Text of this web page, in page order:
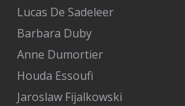
Lucas De Sadeleer
Barbara Duby
Anne Dumortier
Houda Essoufi
Jaroslaw Fijalkowski